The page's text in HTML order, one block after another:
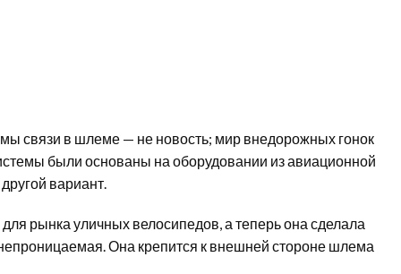
связи в шлеме — не новость; мир внедорожных гонок
были основаны на оборудовании из авиационной
вариант.
рынка уличных велосипедов, а теперь она сделала
Она крепится к внешней стороне шлема